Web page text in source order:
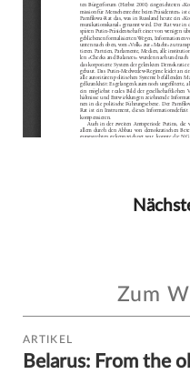
Zum
ARTIKEL
Belarus: From the